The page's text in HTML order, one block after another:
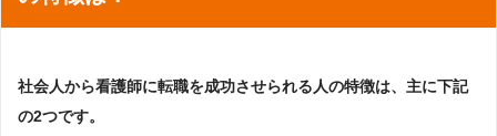
社会人から看護師に転職を成功させられる人の特徴は、主に下記
の2つです。